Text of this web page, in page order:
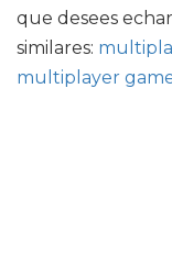
que desees
similares:
multiplayer